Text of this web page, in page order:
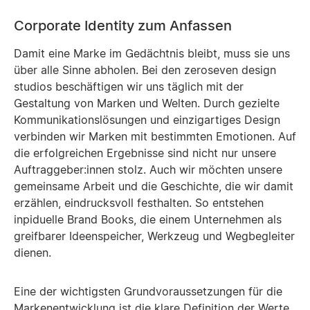
Deutsch formulieren. Ich zeigte auf das weiße Pulver,
das auf einem Tisch nebenan zu einer kleinen
Pyramide aufgehäuft war. Jetzt verstand der
Papiermeister, und griff in die Brusttasche seiner
Schürze. Er holte ein Stück Kreide hervor und zeigte
damit auf den Haufen und sagte: kréta, kréta. Klar,
kréta, Kreide. Er nahm einen großen Rührstock von
einem Haken, der an einem mehr als tragenden
Holzpfeiler befestigt war. Sogleich rührte er in dem
Holzbottich, um alle Ingredienzien zu vermischen.
Nach einem kontrollierendem Blick in den Bottich
nahm Joscha ein großes Sieb, eingefasst in einem
Holzrahmen, zur Hand und tauchte es in den Trog. Als
er es wieder herausholte, war das Sieb benetzt mit
einer hellen Schicht. Er legte den Rahmen auf einen
Tisch und beugte sich über ihn herüber, bis seine
Nase fast die helle Schicht berührte. Mit einer feinen
Pinzette entfernte Joscha Fremdkörper vom
Charge war bereit für den nächsten Schritt. Mit einer
Corporate Identity zum Anfassen
Damit eine Marke im Gedächtnis bleibt, muss sie uns
über alle Sinne abholen. Bei den zeroseven design
studios beschäftigen wir uns täglich mit der
Gestaltung von Marken und Welten. Durch gezielte
Kommunikationslösungen und einzigartiges Design
verbinden wir Marken mit bestimmten Emotionen. Auf
die erfolgreichen Ergebnisse sind nicht nur unsere
Auftraggeber:innen stolz. Auch wir möchten unsere
gemeinsame Arbeit und die Geschichte, die wir damit
erzählen, eindrucksvoll festhalten. So entstehen
inpiduelle Brand Books, die einem Unternehmen als
greifbarer Ideenspeicher, Werkzeug und Wegbegleiter
dienen.
Eine der wichtigsten Grundvoraussetzungen für die